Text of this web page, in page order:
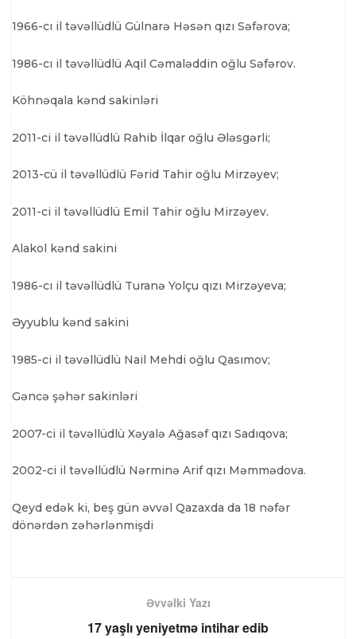
1966-cı il təvəllüdlü Gülnarə Həsən qızı Səfərova;
1986-cı il təvəllüdlü Aqil Cəmaləddin oğlu Səfərov.
Köhnəqala kənd sakinləri
2011-ci il təvəllüdlü Rahib İlqar oğlu Ələsgərli;
2013-cü il təvəllüdlü Fərid Tahir oğlu Mirzəyev;
2011-ci il təvəllüdlü Emil Tahir oğlu Mirzəyev.
Alakol kənd sakini
1986-cı il təvəllüdlü Turanə Yolçu qızı Mirzəyeva;
Əyyublu kənd sakini
1985-ci il təvəllüdlü Nail Mehdi oğlu Qasımov;
Gəncə şəhər sakinləri
2007-ci il təvəllüdlü Xəyalə Ağasəf qızı Sadıqova;
2002-ci il təvəllüdlü Nərminə Arif qızı Məmmədova.
Qeyd edək ki, beş gün əvvəl Qazaxda da 18 nəfər
dönərdən zəhərlənmişdi
Əvvəlki Yazı
17 yaşlı yeniyetmə intihar edib